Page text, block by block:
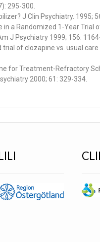
295-300.
J Clin Psychiatry. 1995;
in a Randomized 1-Year
J Psychiatry 1999; 156:
of clozapine vs. usual care
for Treatment-Refractory
2000; 61: 329-334.